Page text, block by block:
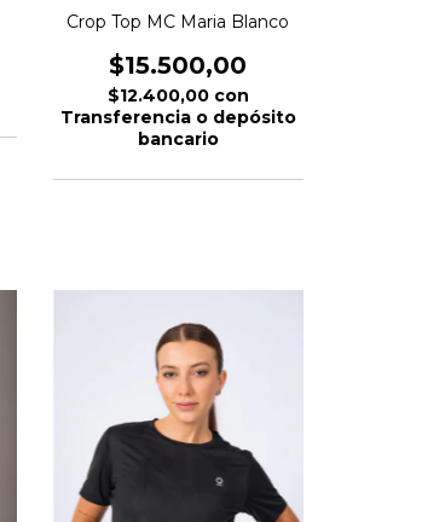
Crop Top MC Maria Blanco
$15.500,00
$12.400,00 con
Transferencia o depósito
bancario